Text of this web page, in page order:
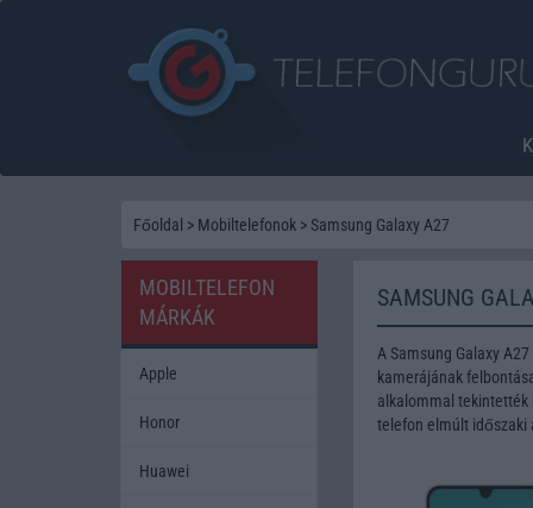
Főoldal > Mobiltelefonok > Samsung Galaxy A27
SAMSUNG
A Samsung Galaxy
kamerájának
alkalommal tekintették
telefon elmúlt időszaki
MOBILTELEFON
MÁRKÁK
Apple
Honor
Huawei